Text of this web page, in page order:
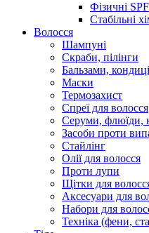
Фізичні
Стабільні
Волосся
Шампуні
Скраби, пілінги
Бальзами,
Маски
Термозахист
Спреї для волосся
Серуми, флюїди,
Засоби проти
Стайлінг
Олії для волосся
Проти лупи
Щітки для
Аксесуари для
Набори для
Техніка (фени,